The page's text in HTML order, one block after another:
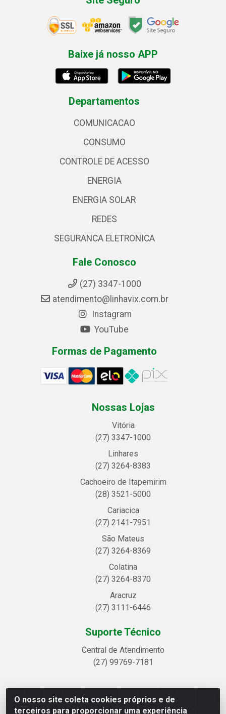
O nosso site coleta cookies próprios e de
terceiros para proporcionar uma experiência
Baixe já nosso APP
Departamentos
COMUNICACAO
CONSUMO
CONTROLE DE ACESSO
ENERGIA
ENERGIA SOLAR
REDES
SEGURANCA ELETRONICA
Fale Conosco
(27) 3347-1000
atendimento@linhavix.com.br
Instagram
YouTube
Formas de Pagamento
Nossas Lojas
Vitória
(27) 3347-1000
Linhares
(27) 3264-8383
Cachoeiro de Itapemirim
(28) 3521-5000
Cariacica
(27) 2141-7951
São Mateus
(27) 3264-8369
Colatina
(27) 3264-8370
Aracruz
(27) 3111-6446
Suporte Técnico
Central de Atendimento
(27) 99769-7181
Linhavix Distribuidora LTDA - Avenida Alegre, 2521 -